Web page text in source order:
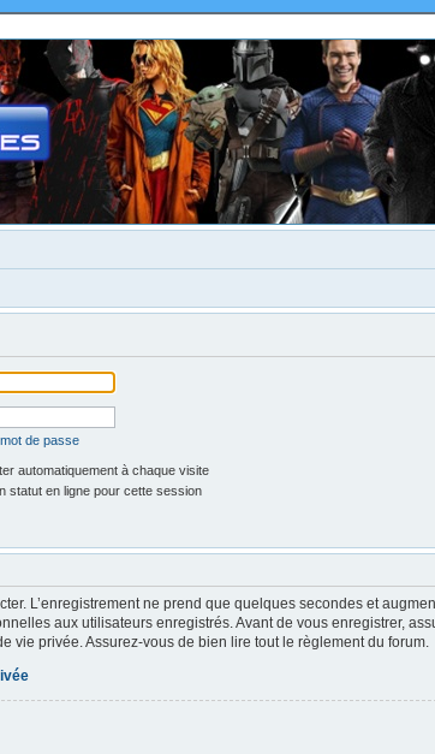
de passe
automatiquement à chaque visite
statut en ligne pour cette session
L’enregistrement ne prend que quelques secondes et
aux utilisateurs enregistrés. Avant de vous enregistrer,
vie privée. Assurez-vous de bien lire tout le règlement du forum.